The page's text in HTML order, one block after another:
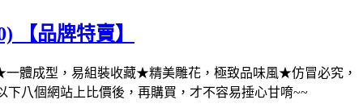
【品牌特賣】
體成型，易組裝收藏★精美雕花，極致品味風★仿冒必究，
八個網站上比價後，再購買，才不容易捶心甘唷~~